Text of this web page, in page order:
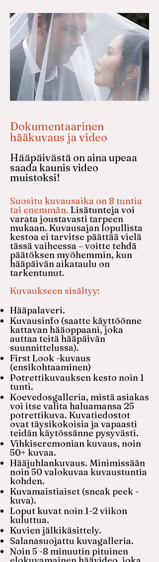
Dokumentaarinen
hääkuvaus ja video
Hääpäivästä on aina upeaa
saada kaunis video
muistoksi!
Suositu kuvausaika on 8 tuntia
tai enemmän. Lisätunteja voi
varata joustavasti tarpeen
mukaan. Kuvausajan lopullista
kestoa ei tarvitse päättää vielä
tässä vaiheessa – voitte tehdä
päätöksen myöhemmin, kun
hääpäivän aikataulu on
tarkentunut.
Kuvaukseen sisältyy:​
Hääpalaveri.
Kuvausinfo (saatte käyttöönne
kattavan hääoppaani, joka
auttaa teitä hääpäivän
suunnittelussa).
First Look -kuvaus
(ensikohtaaminen)
Potrettikuvauksen kesto noin 1
tunti.
Koevedosgalleria, mistä asiakas
voi itse valita haluamansa 25
potrettikuva. Kuvatiedostot
ovat täysikokoisia ja vapaasti
teidän käytössänne pysyvästi.
Vihkiseremonian kuvaus, noin
50+ kuvaa.
Hääjuhlankuvaus. Minimissään
noin 50 valokuvaa kuvaustuntia
kohden.
Kuvamaistiaiset (sneak peek -
kuva).
Loput kuvat noin 1-2 viikon
kuluttua.
​Kuvien jälkikäsittely.
Salanasuojattu kuvagalleria.
Noin 5 -8 minuutin pituinen